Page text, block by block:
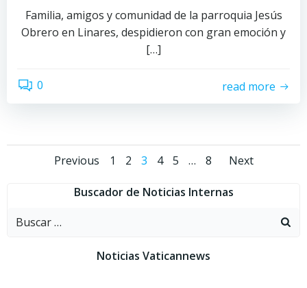
Familia, amigos y comunidad de la parroquia Jesús
Obrero en Linares, despidieron con gran emoción y
[…]
0 read more
Navegación
por
las
entradas
Previous
Navegación
por
entradas
Página
1 Página
2 Página
3 Página
4 Página
5 … Página
8
por
Next
Buscador de Noticias Internas
Buscar:
Noticias Vaticannews